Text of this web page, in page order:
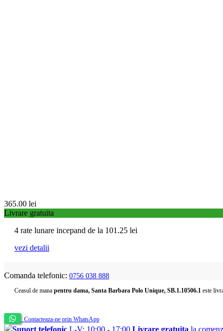
365.00 lei
Livrare gratuita
4 rate lunare incepand de la 101.25 lei
vezi detalii
Comanda telefonic: 0756 038 888
Ceasul de mana pentru dama, Santa Barbara Polo Unique, SB.1.10506.1 este
Contacteaza-ne prin WhatsApp
Suport telefonic L-V: 10:00 - 17:00 Livrare gratuita la